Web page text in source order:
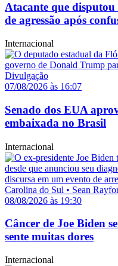
Atacante que
de agressão após
Internacional
07/08/2026 às 16:07
Senado dos EUA
embaixada no Brasil
Internacional
08/08/2026 às 19:30
Câncer de Joe Biden
sente muitas dores
Internacional